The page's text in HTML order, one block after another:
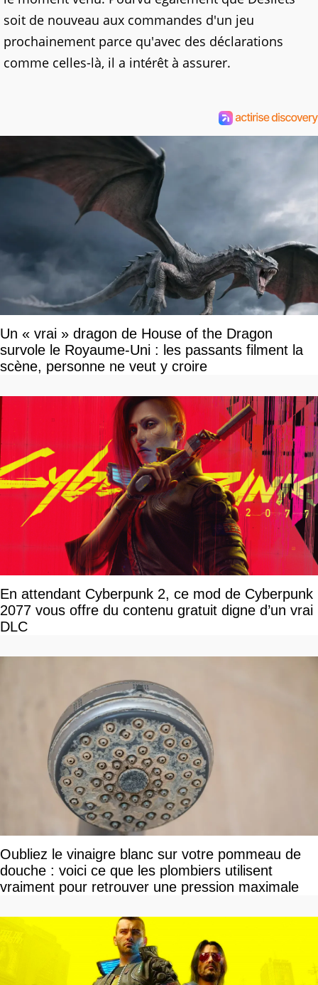
soit de nouveau aux commandes d'un jeu
prochainement parce qu'avec des déclarations
comme celles-là, il a intérêt à assurer.
Un « vrai » dragon de House of the Dragon
survole le Royaume-Uni : les passants filment la
scène, personne ne veut y croire
En attendant Cyberpunk 2, ce mod de Cyberpunk
2077 vous offre du contenu gratuit digne d’un vrai
DLC
Oubliez le vinaigre blanc sur votre pommeau de
douche : voici ce que les plombiers utilisent
vraiment pour retrouver une pression maximale